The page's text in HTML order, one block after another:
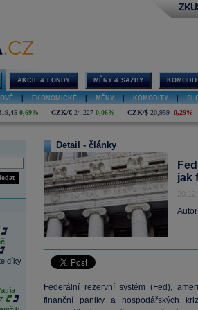
AKCIE & FONDY MĚNY & SAZBY
EKONOMICKÉ MĚNY KOMODITY
0,69% CZK/€ 24,227 0,06% CZK/$ 20,959 -0,29%
díky
Detail - články
jak
Federální rezervní systém (Fed),
finanční paniky a hospodářských